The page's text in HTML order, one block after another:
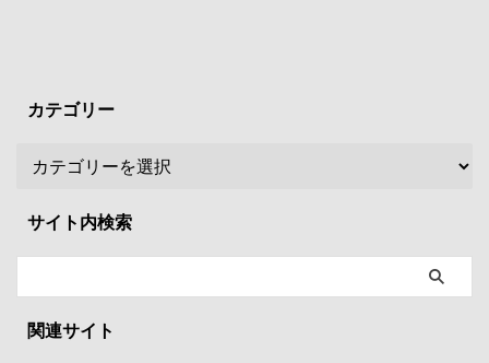
カテゴリー
サイト内検索
関連サイト